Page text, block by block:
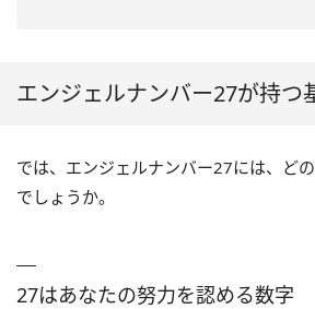
エンジェルナンバー27が持つ
では、エンジェルナンバー27には、ど
でしょうか。
27はあなたの努力を認める数字